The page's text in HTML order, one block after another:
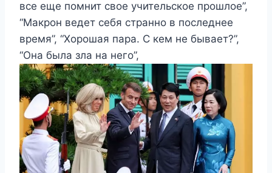
все еще помнит свое учительское прошлое”,
“Макрон ведет себя странно в последнее
время”, “Хорошая пара. С кем не бывает?”,
“Она была зла на него”,